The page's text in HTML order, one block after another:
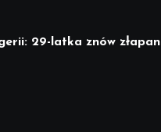
29-latka znów